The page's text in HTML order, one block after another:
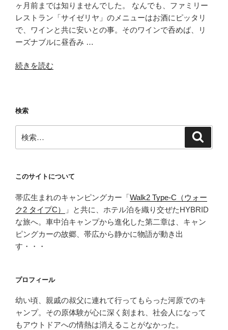
ヶ月前までは知りませんでした。 なんでも、ファミリー
レストラン「サイゼリヤ」のメニューはお酒にピッタリ
で、ワインと共に安いとの事。そのワインで呑めば、リ
ーズナブルに昼呑み …
“今
「サ
イ
ゼ
飲
で
タ
リ
ア
ン
と
ン
を
愉
し
続きを読む
検索
索:
このサイトについて
帯広生まれのキャンピングカー「Walk2 Type‑C（ウォー
ク2 タイプC）
」と共に、ホテル泊を織り交ぜたHYBRID
な旅へ。車中泊キャンプから進化した第二章は、キャン
ピングカーの故郷、帯広から静かに物語が動き出
す・・・
プロフィール
幼い頃、親戚の叔父に連れて行ってもらった河原でのキ
ャンプ。その原体験が心に深く刻まれ、社会人になって
もアウトドアへの情熱は消えることがなかった。